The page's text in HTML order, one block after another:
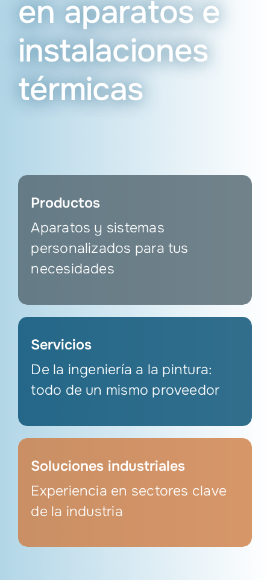
Servicios industriales
Vacantes
en aparatos e
instalaciones
térmicas
Productos
Aparatos y sistemas
personalizados para tus
necesidades
Servicios
De la ingeniería a la pintura:
todo de un mismo proveedor
Soluciones industriales
Experiencia en sectores clave
de la industria